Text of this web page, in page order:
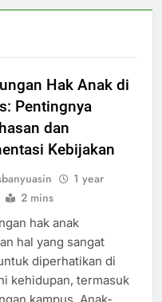
Hak Anak di
Pentingnya
dan
Kebijakan
1 year
2 mins
hak anak
hal yang sangat
diperhatikan di
kehidupan, termasuk